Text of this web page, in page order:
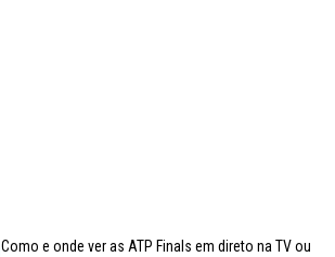
Como e onde ver as ATP Finals em direto na TV ou